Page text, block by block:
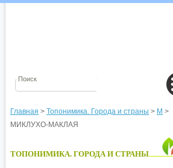
Главная > Топонимика. Города и страны > М >
МИКЛУХО-МАКЛАЯ
ТОПОНИМИКА. ГОРОДА И СТРАНЫ